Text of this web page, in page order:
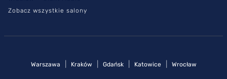
Zobacz wszystkie salony
Warszawa Kraków Gdańsk Katowice Wrocław